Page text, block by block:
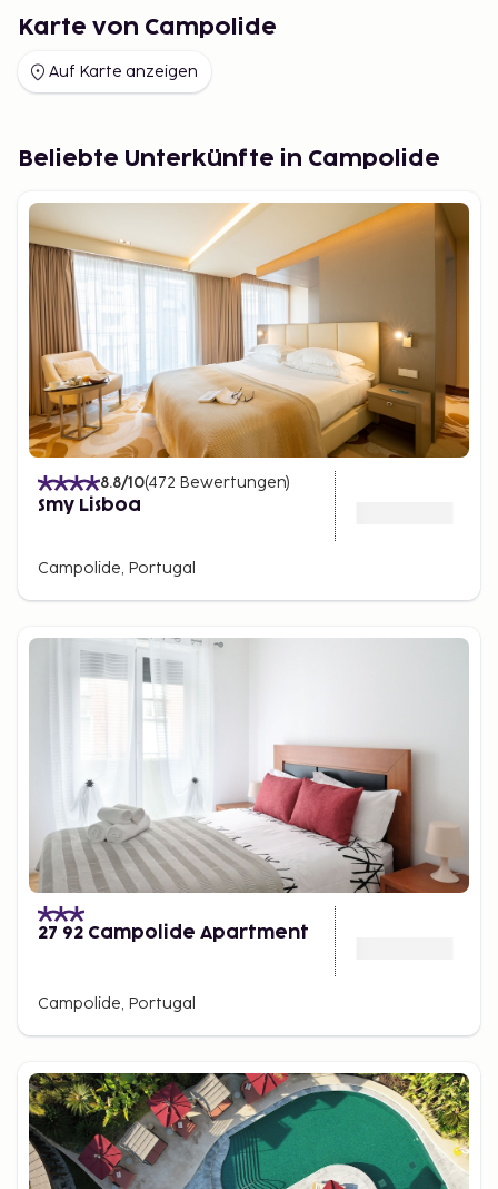
Karte von Campolide
Auf Karte anzeigen
Beliebte Unterkünfte in Campolide
8.8/10(472 Bewertungen)
Smy Lisboa
Campolide, Portugal
27 92 Campolide Apartment
Campolide, Portugal